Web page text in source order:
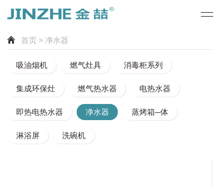
首页 > 净水器
吸油烟机 燃气灶具 消毒柜系列
集成环保灶 燃气热水器 电热水器
即热电热水器 净水器 蒸烤箱─体
淋浴屏 洗碗机